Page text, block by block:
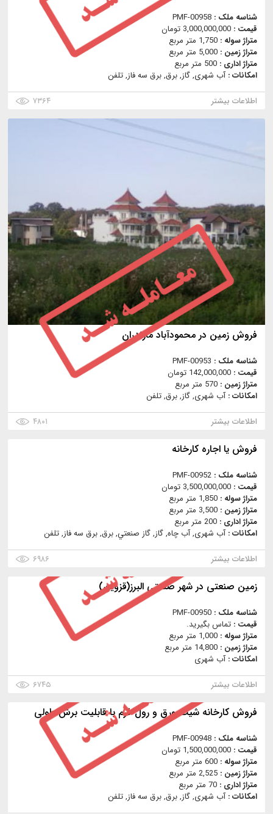
شناسه ملک : PMF-00958
قیمت : 3,000,000,000 تومان
متراژ سوله : 1,750 متر مربع
متراژ زمین : 5,000 متر مربع
متراژ اداری : 500 متر مربع
امکانات :آب شهری, گاز, برق, برق سه فاز, تلفن
اطلاعات بیشتر
۷۳۶۴
فروش زمین در محمودآباد مازندران
شناسه ملک : PMF-00953
قیمت : 142,000,000 تومان
متراژ زمین : 570 متر مربع
امکانات :آب شهری, گاز, برق, تلفن
اطلاعات بیشتر
۴۸۰۱
فروش یا اجاره کارخانه
شناسه ملک : PMF-00952
قیمت : 3,500,000,000 تومان
متراژ سوله : 1,850 متر مربع
متراژ زمین : 3,500 متر مربع
متراژ اداری : 200 متر مربع
امکانات :آب شهری, آب چاه, گاز, گاز صنعتي, برق, برق سه فاز, تلفن
اطلاعات بیشتر
۶۹۸۶
زمین صنعتی در شهر صنعتی البرز(قزوین)
شناسه ملک : PMF-00950
قیمت : تماس بگیرید.
متراژ سوله : 1,000 متر مربع
متراژ زمین : 14,800 متر مربع
امکانات :آب شهری
اطلاعات بیشتر
۶۷۴۵
فروش کارخانه شیت ورق و رول فرم با قابلیت برش طولی
شناسه ملک : PMF-00948
قیمت : 1,500,000,000 تومان
متراژ سوله : 600 متر مربع
متراژ زمین : 2,525 متر مربع
متراژ اداری : 70 متر مربع
امکانات :آب شهری, گاز, برق, برق سه فاز, تلفن